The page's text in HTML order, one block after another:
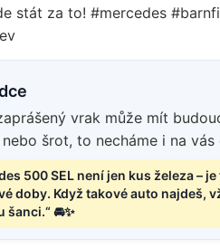
stát za to! #mercedes
vrak může mít
šrot, to necháme i na vás
500 SEL není jen kus železa – je
doby. Když takové auto najdeš,
🚘✨